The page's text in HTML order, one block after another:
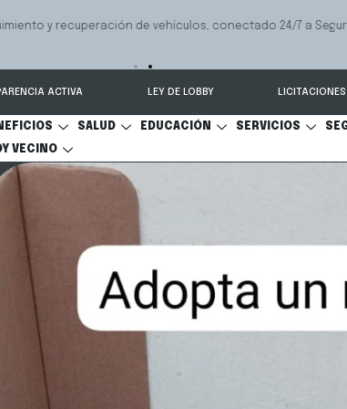
y recuperación de vehículos, conectado 24/7 a Seguridad
ACTIVA LEY DE LOBBY LICITACIONES
SALUD EDUCACIÓN SERVICIOS
VECINO